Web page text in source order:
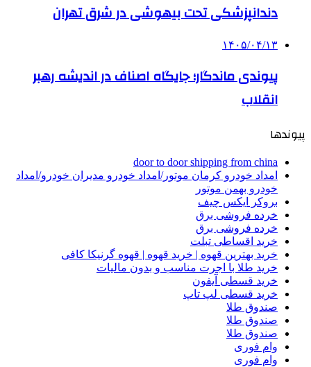
دندانپزشکی تحت بیهوشی در شرق تهران
۱۴۰۵/۰۴/۱۳
پیوندی ماندگار؛ جایگاه اصناف در اندیشه رهبر
انقلاب
پیوندها
door to door shipping from china
امداد خودرو کرمان موتور/امداد خودرو مدیران خودرو/امداد
خودرو بهمن موتور
بروکر ایکس چیف
خرده فروشی برق
خرده فروشی برق
خرید اقساطی تبلت
خرید بهترین قهوه | خرید قهوه | قهوه گرنیکا کافی
خرید طلا با اجرت مناسب و بدون مالیات
خرید قسطی آیفون
خرید قسطی لپ تاپ
صندوق طلا
صندوق طلا
صندوق طلا
وام فوری
وام فوری